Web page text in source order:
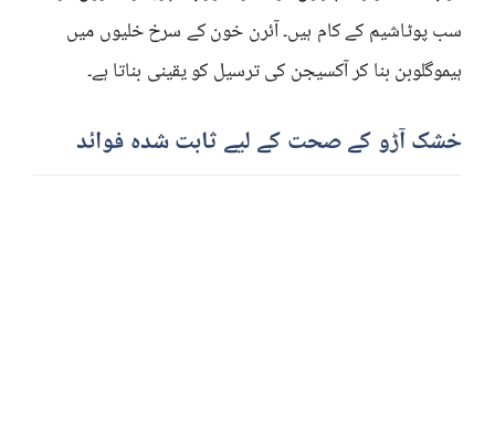
سب پوٹاشیم کے کام ہیں۔ آئرن خون کے سرخ خلیوں میں
ہیموگلوبن بنا کر آکسیجن کی ترسیل کو یقینی بناتا ہے۔
خشک آڑو کے صحت کے لیے ثابت شدہ فوائد